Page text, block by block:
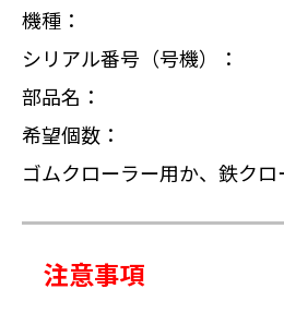
機種：
シリアル番号（号機）：
部品名：
希望個数：
ゴムクローラー用か、鉄クロ
注意事項